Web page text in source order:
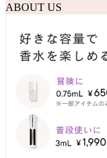
ABOUT US